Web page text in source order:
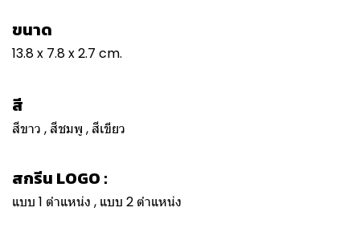
ขนาด
13.8 x 7.8 x 2.7 cm.
สี
สีขาว , สีชมพู , สีเขียว
สกรีน LOGO :
แบบ 1 ตำแหน่ง , แบบ 2 ตำแหน่ง